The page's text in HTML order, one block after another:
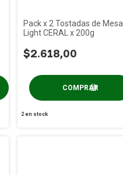
Pack x 2 Tostadas de Mesa
Light CERAL x 200g
$2.618,00
2 en stock